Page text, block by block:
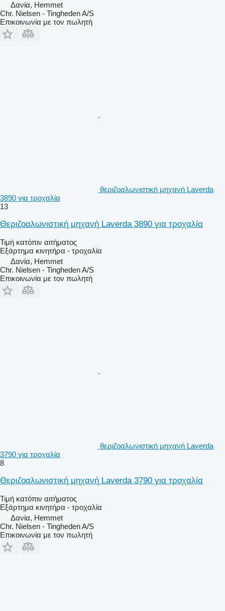
Δανία, Hemmet
Chr. Nielsen - Tingheden A/S
Επικοινωνία με τον πωλητή
θεριζοαλωνιστική μηχανή Laverda
3890 για τροχαλία
13
Θεριζοαλωνιστική μηχανή Laverda 3890 για τροχαλία
Τιμή κατόπιν αιτήματος
Εξάρτημα κινητήρα - τροχαλία
Δανία, Hemmet
Chr. Nielsen - Tingheden A/S
Επικοινωνία με τον πωλητή
θεριζοαλωνιστική μηχανή Laverda
3790 για τροχαλία
8
Θεριζοαλωνιστική μηχανή Laverda 3790 για τροχαλία
Τιμή κατόπιν αιτήματος
Εξάρτημα κινητήρα - τροχαλία
Δανία, Hemmet
Chr. Nielsen - Tingheden A/S
Επικοινωνία με τον πωλητή